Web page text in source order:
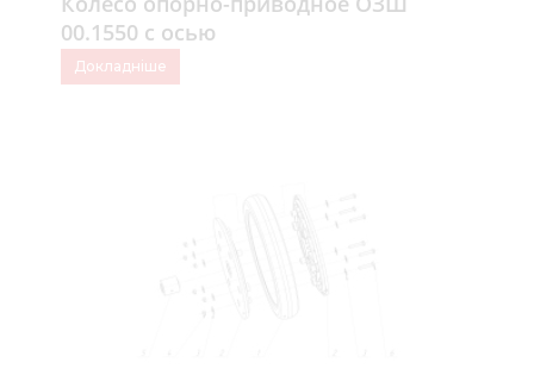
00.1550 с осью
Докладніше